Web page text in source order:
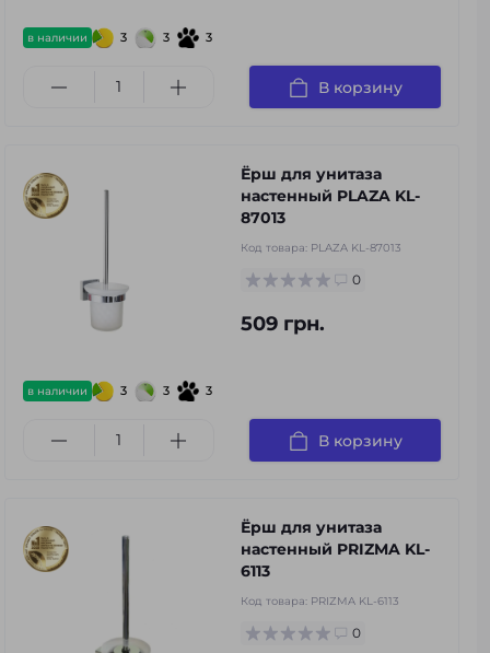
в наличии 3 3 3
В корзину
в наличии 3 3 3
Ёрш для унитаза
настенный PLAZA KL-
87013
Код товара: PLAZA KL-87013
0
509 грн.
В корзину
Ёрш для унитаза
настенный PRIZMA KL-
6113
Код товара: PRIZMA KL-6113
0